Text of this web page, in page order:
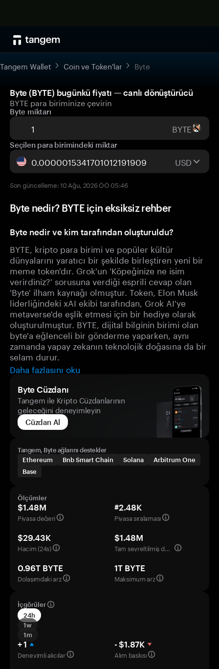
Tangem Wallet Coin ve Token'lar Byte
Byte (BYTE) bugünkü fiyatı — canlı dönüştürücü
BYTE para biriminize çevirin
Byte miktarı
BYTE
Seçilen para birimindeki miktar
USD
Son güncelleme: 10 Ağu, 2026 ÖÖ 05:46
Byte nedir? BYTE için eksiksiz rehber
Byte nedir ve kim tarafından oluşturuldu?
BYTE, kripto para birimi ve popüler kültür
dünyalarını yaratıcı bir şekilde birleştiren yeni bir
meme token'dır. Grok'un 'Köpeğinize ne isim
verirdiniz?' sorusuna verdiği esprili cevap olan
'Byte' ilham kaynağı olmuştur. Token, Elon Musk
liderliğindeki xAI ekibi tarafından, Grok AI'ye
metaverse'de eşlik etmesi için bir hediye olarak
oluşturulmuştur. BYTE, dijital bilginin birimi olan
byte'a eğlenceli bir gönderme yaparken, aynı
zamanda yapay zekanın teknolojik doğasına da bir
selam durur.
Daha fazlasını oku
Byte Cüzdanı
Tangem ile Kripto Cüzdanlarının
geleceğini deneyimleyin
Cüzdan Al
Tangem, Byte ağlarını destekler
Ethereum
Bnb Smart Chain Solana
Arbitrum One
Base
Ölçümler
$1.48M
Piyasa değeri
#2.48K
Piyasa sıralaması
$29.43K
Hacim (24s)
$1.48M
Tam seyreltilmiş değerleme
0.96T BYTE
Dolaşımdaki arz
1T BYTE
Maksimum arz
İçgörüler
24h
1w
1m
+ 1
Deneyimli alıcılar
- $1.87K
Alım baskısı